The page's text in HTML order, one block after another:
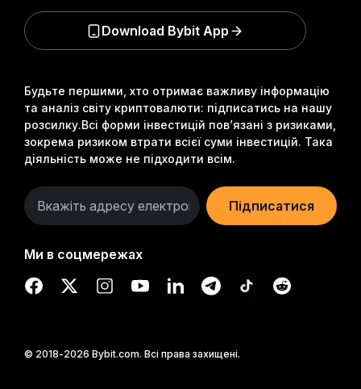
Будьте першими, хто отримає важливу інформацію
та аналіз світу криптовалюти: підписатись на нашу
розсилку.Всі форми інвестицій пов’язані з ризиками,
зокрема ризиком втрати всієї суми інвестицій. Така
діяльність може не підходити всім.
Підписатися
Ми в соцмережах
© 2018-2026 Bybit.com. Всі права захищені.
Download Bybit App